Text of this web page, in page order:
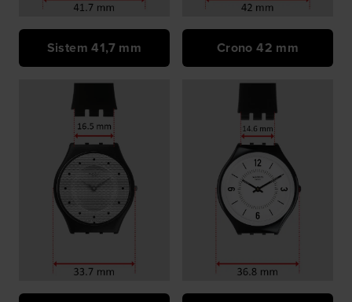
Sistem 41,7 mm Crono 42 mm